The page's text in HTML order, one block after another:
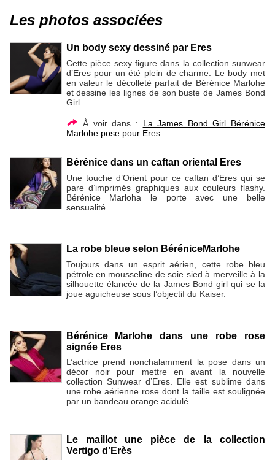
Les photos associées
Un body sexy dessiné par Eres
Cette pièce sexy figure dans la collection sunwear
d’Eres pour un été plein de charme. Le body met
en valeur le décolleté parfait de Bérénice Marlohe
et dessine les lignes de son buste de James Bond
Girl
À voir dans : La James Bond Girl Bérénice
Marlohe pose pour Eres
Bérénice dans un caftan oriental Eres
Une touche d’Orient pour ce caftan d’Eres qui se
pare d’imprimés graphiques aux couleurs flashy.
Bérénice Marloha le porte avec une belle
sensualité.
La robe bleue selon BéréniceMarlohe
Toujours dans un esprit aérien, cette robe bleu
pétrole en mousseline de soie sied à merveille à la
silhouette élancée de la James Bond girl qui se la
joue aguicheuse sous l’objectif du Kaiser.
Bérénice Marlohe dans une robe rose
signée Eres
L’actrice prend nonchalamment la pose dans un
décor noir pour mettre en avant la nouvelle
collection Sunwear d’Eres. Elle est sublime dans
une robe aérienne rose dont la taille est soulignée
par un bandeau orange acidulé.
Le maillot une pièce de la collection
Vertigo d’Erès